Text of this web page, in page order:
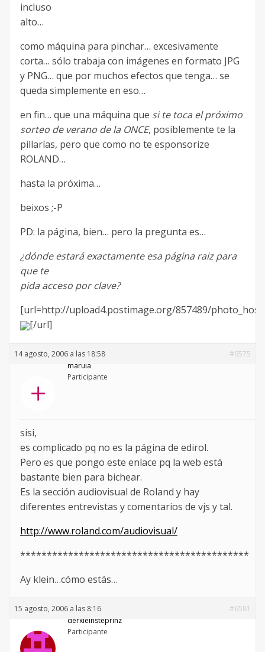
incluso
alto…
como máquina para pinchar… excesivamente
corta… sólo trabaja con imágenes en formato JPG
y PNG… que por muchos efectos que tenga… se
queda simplemente en eso…
en fin… que una máquina que si te toca el próximo
sorteo de verano de la ONCE, posiblemente te la
pillarías, pero que como no te esponsorize
ROLAND…
hasta la próxima…
beixos ;-P
PD: la página, bien… pero la pregunta es…
¿dónde estará exactamente esa página raiz para
que te
pida acceso por clave?
[url=http://upload4.postimage.org/857489/
[/url]
14 agosto, 2006 a las 18:58
#6575
marula
Participante
sisi,
es complicado pq no es la página de edirol.
Pero es que pongo este enlace pq la web está
bastante bien para bichear.
Es la sección audiovisual de Roland y hay
diferentes entrevistas y comentarios de vjs y tal.
http://www.roland.com/audiovisual/
*******************************************
Ay klein…cómo estás…
15 agosto, 2006 a las 8:16
#6581
derkleinsteprinz
Participante